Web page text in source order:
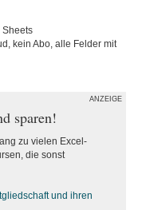
Sheets
kein Abo, alle Felder mit
ANZEIGE
sparen!
zu vielen Excel-
die sonst
und ihren